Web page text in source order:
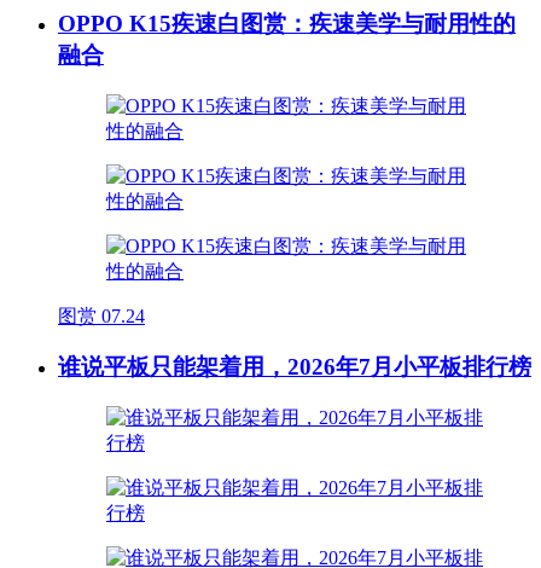
OPPO K15疾速白图赏：疾速美学与耐用性的
融合
图赏 07.24
谁说平板只能架着用，2026年7月小平板排行榜